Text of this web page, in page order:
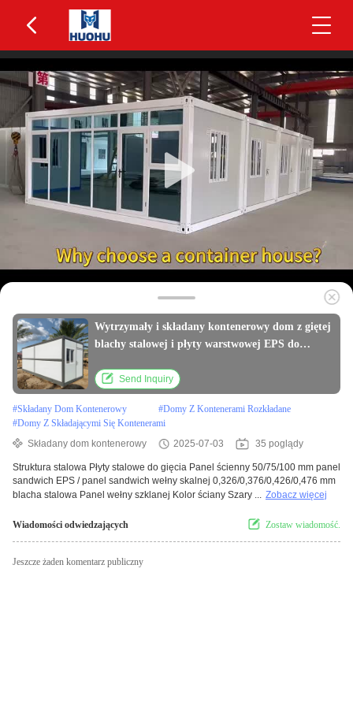
Wytrzymały i składany kontenerowy dom z giętej
blachy stalowej i płyty warstwowej EPS do
Send Inquiry
#Składany Dom Kontenerowy #Domy Z Kontenerami Rozkładane
#Domy Z Składającymi Się Kontenerami
Składany dom kontenerowy
2025-07-03 35 poglądy
Struktura stalowa Płyty stalowe do gięcia Panel ścienny 50/75/100 mm panel
sandwich EPS / panel sandwich wełny skalnej 0,326/0,376/0,426/0,476 mm
blacha stalowa Panel wełny szklanej Kolor ściany Szary ... Zobacz więcej
Wiadomości odwiedzających Zostaw wiadomość.
Jeszcze żaden komentarz publiczny